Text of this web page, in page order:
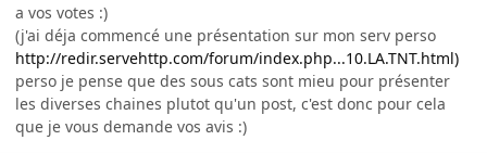
a vos votes :)
(j'ai déja commencé une présentation sur mon serv perso
http://redir.servehttp.com/forum/index.php...10.LA.TNT.html)
perso je pense que des sous cats sont mieu pour présenter
les diverses chaines plutot qu'un post, c'est donc pour cela
que je vous demande vos avis :)